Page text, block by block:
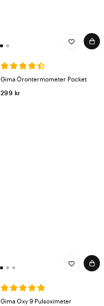
Gima Örontermometer Pocket
299 kr
Gima Oxy 9 Pulsoximeter